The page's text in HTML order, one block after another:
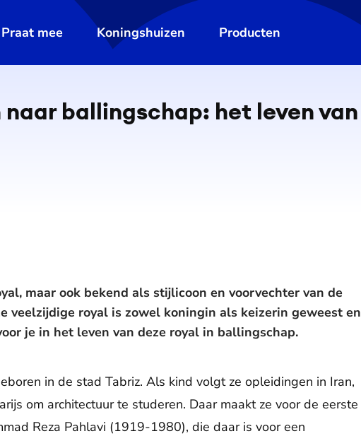
Praat mee Koningshuizen Producten
ballingschap: het leven van
maar ook bekend als stijlicoon en voorvechter van de
veelzijdige royal is zowel koningin als keizerin geweest en
je in het leven van deze royal in ballingschap.
in de stad Tabriz. Als kind volgt ze opleidingen in Iran,
om architectuur te studeren. Daar maakt ze voor de eerste
Reza Pahlavi (1919-1980), die daar is voor een